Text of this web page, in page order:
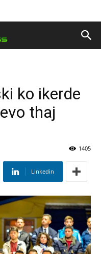
ko ikerde
thaj
1405
Linkedin